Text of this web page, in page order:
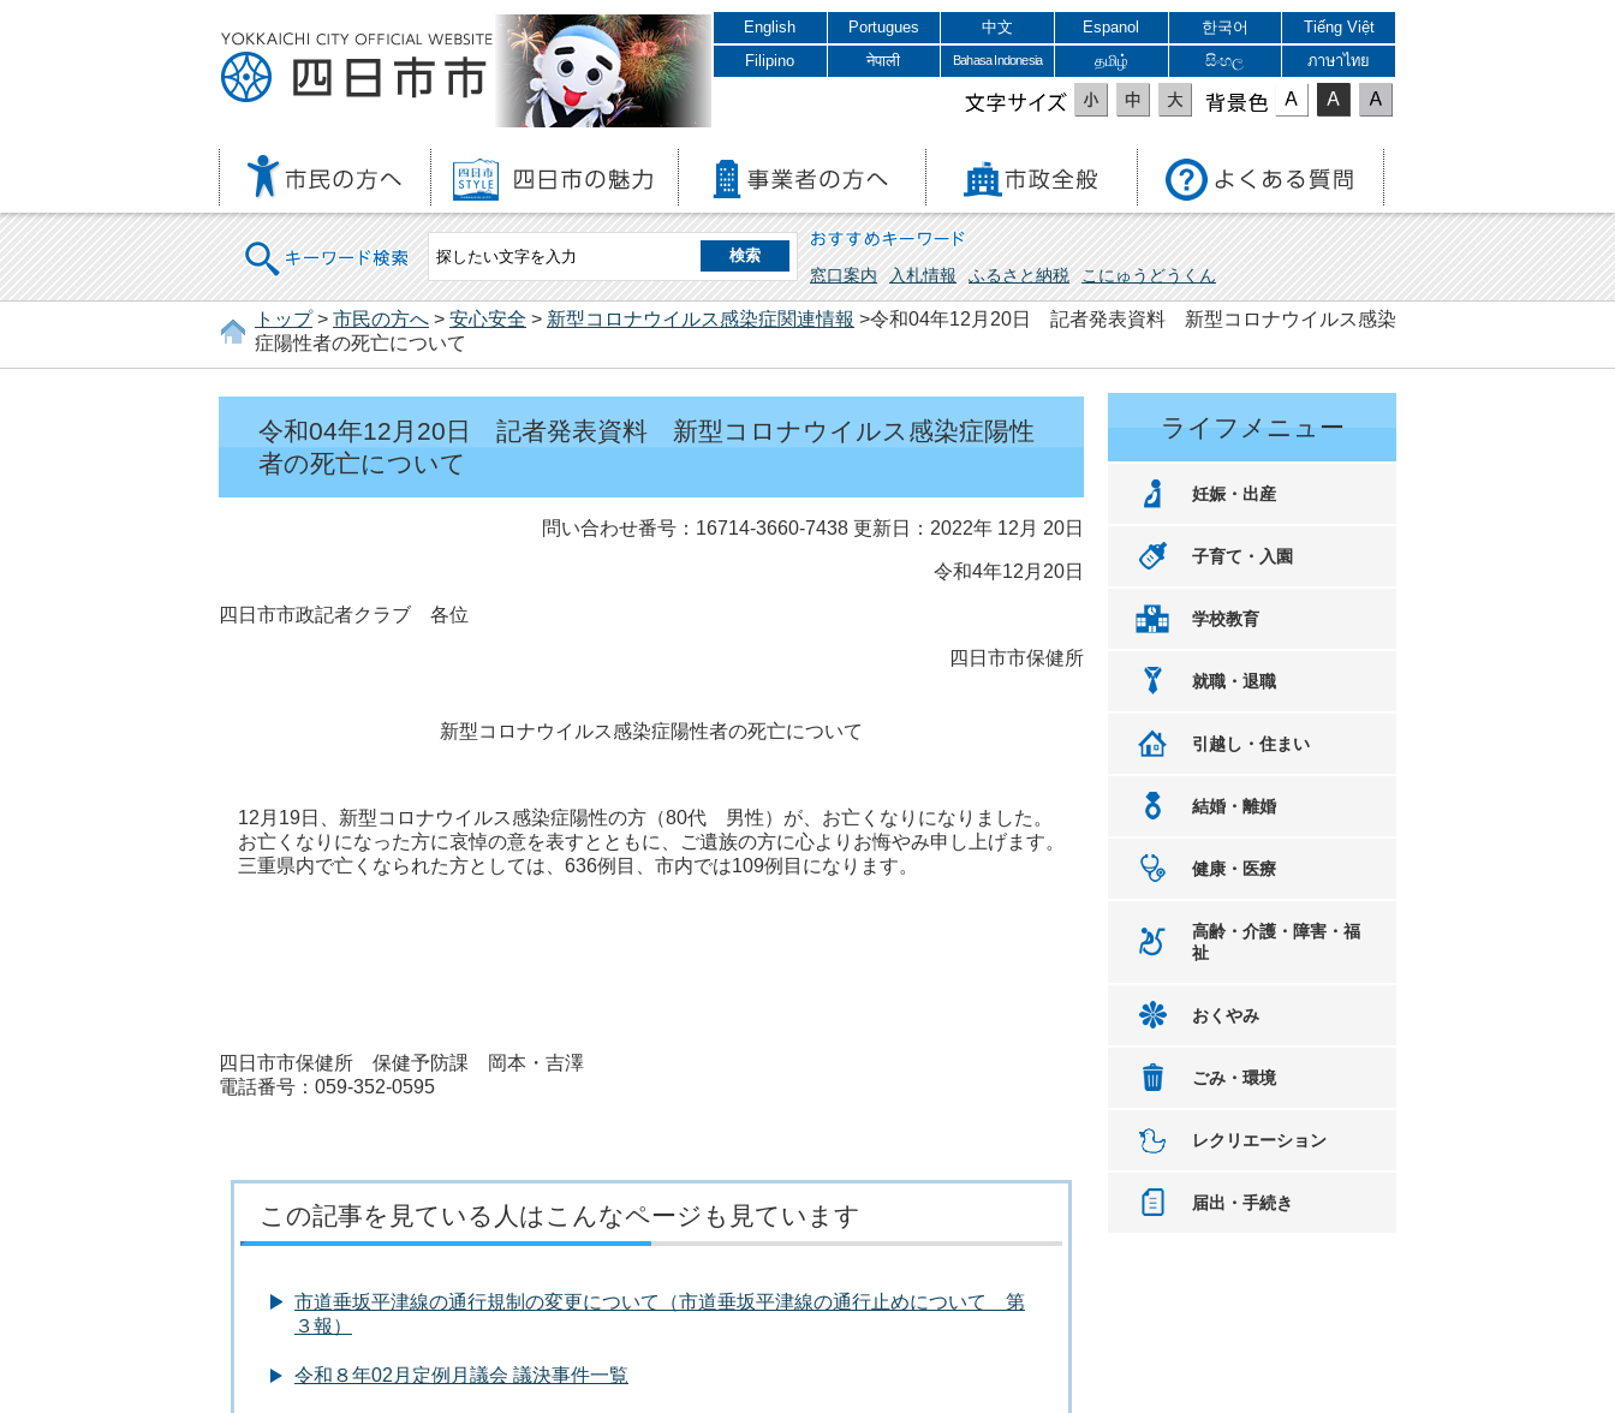
English Portugues 中文 Espanol 한국어
Tiếng Việt
Filipino
नेपाली Bahasa Indonesia தமிழ் සිංහල ภาษาไทย
文字サイズ 表示色
キーワード検索 おすすめキーワード
窓口案内 入札情報 ふるさと納税 こにゅうどうくん
トップ> 市民の方へ > 安心安全 > 新型コロナウイルス感染症関連情報 >令和04年12月20日 記者発表資料 新型コロナウイルス感染
症陽性者の死亡について
令和04年12月20日 記者発表資料 新型コロナウイルス感染症陽性
者の死亡について
問い合わせ番号：16714-3660-7438 更新日：2022年 12月 20日
令和4年12月20日
四日市市政記者クラブ 各位
四日市市保健所
新型コロナウイルス感染症陽性者の死亡について
12月19日、新型コロナウイルス感染症陽性の方（80代 男性）が、お亡くなりになりました。
お亡くなりになった方に哀悼の意を表すとともに、ご遺族の方に心よりお悔やみ申し上げます。
三重県内で亡くなられた方としては、636例目、市内では109例目になります。
四日市市保健所 保健予防課 岡本・吉澤
電話番号：059-352-0595
この記事を見ている人はこんなページも見ています
市道垂坂平津線の通行規制の変更について（市道垂坂平津線の通行止めについて 第
３報）
令和８年02月定例月議会 議決事件一覧
ライフメニュー
妊娠・出産
子育て・入園
学校教育
就職・退職
引越し・住まい
結婚・離婚
健康・医療
高齢・介護・障害・福
祉
おくやみ
ごみ・環境
レクリエーション
届出・手続き